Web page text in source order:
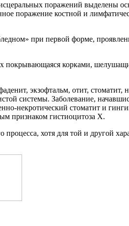
поражений выделены
поражение костной и
при первой форме,
покрывающаяся корками,
экзофтальм, отит, стоматит,
системы. Заболевание,
некротический стоматит и
признаком гистиоцитоза X.
хотя для той и другой